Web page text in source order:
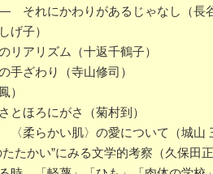
れにかわりがあるじゃなし（長谷
げ子）
リアリズム（十返千鶴子）
ざわり（寺山修司）
）
ほろにがさ（菊村到）
柔らかい肌〉の愛について（城山
たかい”にみる文学的考察（久保田正